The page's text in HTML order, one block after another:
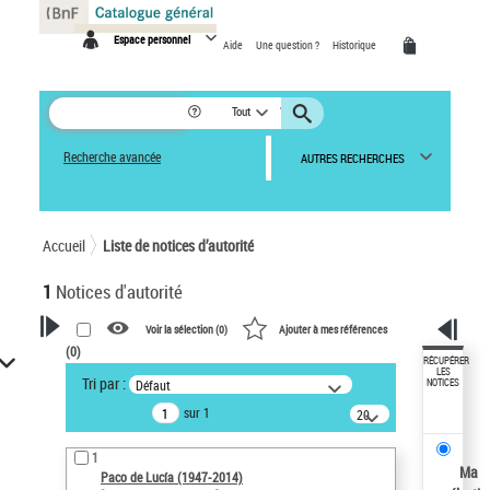
Espace personnel Aide Une question ? Historique
Tout
Recherche avancée AUTRES RECHERCHES
Accueil Liste de notices d’autorité
1 Notices d'autorité
VOTRE RECHERCHE
Recherche avancée dans les
notices d’autorité
Œuvres liées à l'auteur :
Paco de Lucía (1947-2014)
Voir la sélection (0) Ajouter à mes références
(0)
Tri par : Défaut
sur 1
20
résultats/page
1
Paco de Lucía (1947-2014)
RÉCUPÉRER
LES
NOTICES
Ma
Panneau de gestion des cookies